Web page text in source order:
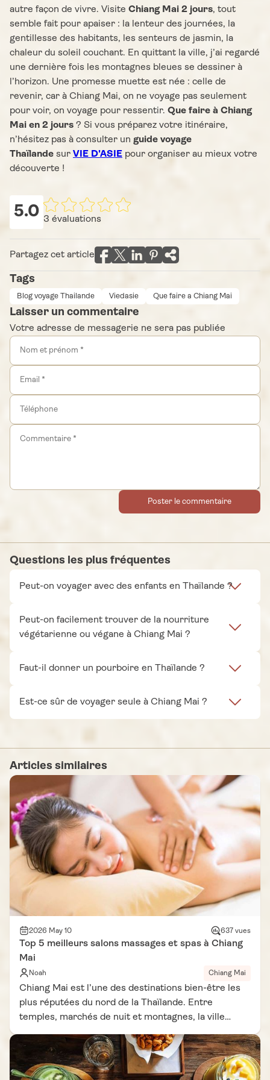
autre façon de vivre. Visite Chiang Mai 2 jours, tout
semble fait pour apaiser : la lenteur des journées, la
gentillesse des habitants, les senteurs de jasmin, la
chaleur du soleil couchant. En quittant la ville, j’ai regardé
une dernière fois les montagnes bleues se dessiner à
l’horizon. Une promesse muette est née : celle de
revenir, car à Chiang Mai, on ne voyage pas seulement
pour voir, on voyage pour ressentir. Que faire à Chiang
Mai en 2 jours ? Si vous préparez votre itinéraire,
n’hésitez pas à consulter un guide voyage
Thaïlande sur VIE D'ASIE pour organiser au mieux votre
découverte !
5.0 3 évaluations
Partagez cet article
Tags
Blog voyage Thailande Viedasie Que faire a Chiang Mai
Laisser un commentaire
Votre adresse de messagerie ne sera pas publiée
Poster le commentaire
Questions les plus fréquentes
Peut-on voyager avec des enfants en Thaïlande ?
Peut-on facilement trouver de la nourriture
végétarienne ou végane à Chiang Mai ?
Faut-il donner un pourboire en Thaïlande ?
Est-ce sûr de voyager seule à Chiang Mai ?
Articles similaires
2026 May 10 637 vues
Top 5 meilleurs salons massages et spas à Chiang
Mai
Noah Chiang Mai
Chiang Mai est l’une des destinations bien-être les
plus réputées du nord de la Thaïlande. Entre
temples, marchés de nuit et montagnes, la ville
massages traditionnels, spas de luxe et soins des
pieds adaptés à tous les budgets. Trouver les
meilleurs salon massage Chiang Mai permet non